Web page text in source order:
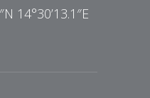
14°30’13.1″E